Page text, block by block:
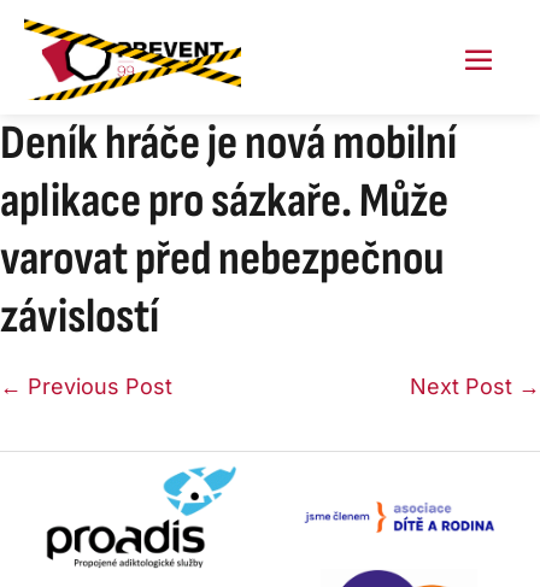
Skip
content
Deník hráče je nová mobilní
aplikace pro sázkaře. Může
varovat před nebezpečnou
závislostí
Post
← Previous Post Next Post →